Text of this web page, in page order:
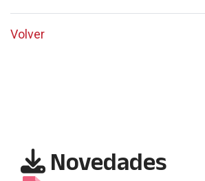
Volver
Novedades